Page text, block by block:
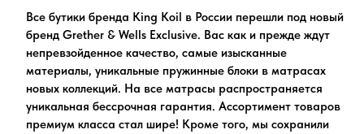
Все бутики бренда King Koil в России перешли под новый
бренд Grether & Wells Exclusive. Вас как и прежде ждут
непревзойденное качество, самые изысканные
материалы, уникальные пружинные блоки в матрасах
новых коллекций. На все матрасы распространяется
уникальная бессрочная гарантия. Ассортимент товаров
премиум класса стал шире! Кроме того, мы сохранили